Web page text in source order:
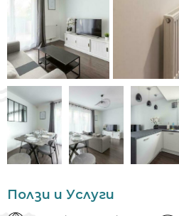
Ползи и Услуги